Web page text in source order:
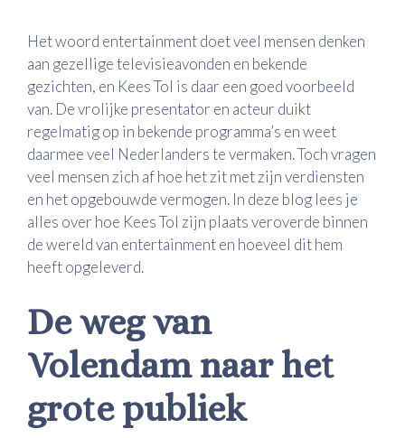
Het woord entertainment doet veel mensen denken
aan gezellige televisieavonden en bekende
gezichten, en Kees Tol is daar een goed voorbeeld
van. De vrolijke presentator en acteur duikt
regelmatig op in bekende programma’s en weet
daarmee veel Nederlanders te vermaken. Toch vragen
veel mensen zich af hoe het zit met zijn verdiensten
en het opgebouwde vermogen. In deze blog lees je
alles over hoe Kees Tol zijn plaats veroverde binnen
de wereld van entertainment en hoeveel dit hem
heeft opgeleverd.
De weg van
Volendam naar het
grote publiek